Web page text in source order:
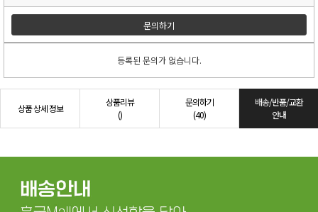
문의하기
등록된 문의가 없습니다.
상품 상세 정보
상품리뷰
()
문의하기
(40)
배송/반품/교환
안내